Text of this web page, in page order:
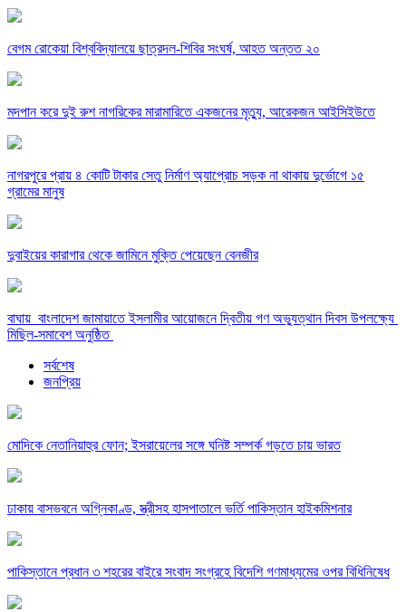
বেগম রোকেয়া বিশ্ববিদ্যালয়ে ছাত্রদল-শিবির সংঘর্ষ, আহত অন্তত ২০
মদপান করে দুই রুশ নাগরিকের মারামারিতে একজনের মৃত্যু, আরেকজন আইসিইউতে
নাগরপুরে প্রায় ৪ কোটি টাকার সেতু নির্মাণ অ্যাপ্রোচ সড়ক না থাকায় দুর্ভোগে ১৫
গ্রামের মানুষ
দুবাইয়ের কারাগার থেকে জামিনে মুক্তি পেয়েছেন বেনজীর
বাঘায় বাংলাদেশ জামায়াতে ইসলামীর আয়োজনে দ্বিতীয় গণ অভ্যুত্থান দিবস উপলক্ষ্যে
মিছিল-সমাবেশ অনুষ্ঠিত
সর্বশেষ
জনপ্রিয়
মোদিকে নেতানিয়াহুর ফোন; ইসরায়েলের সঙ্গে ঘনিষ্ট সম্পর্ক গড়তে চায় ভারত
ঢাকায় বাসভবনে অগ্নিকাণ্ড, স্ত্রীসহ হাসপাতালে ভর্তি পাকিস্তান হাইকমিশনার
পাকিস্তানে প্রধান ৩ শহরের বাইরে সংবাদ সংগ্রহে বিদেশি গণমাধ্যমের ওপর বিধিনিষেধ